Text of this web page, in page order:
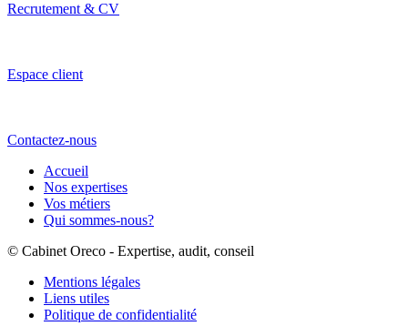
Recrutement & CV
Espace client
Contactez-nous
Accueil
Nos expertises
Vos métiers
Qui sommes-nous?
© Cabinet Oreco - Expertise, audit, conseil
Mentions légales
Liens utiles
Politique de confidentialité